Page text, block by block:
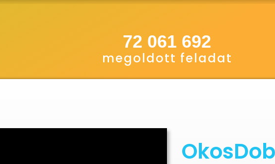
72 061 692
megoldott feladat